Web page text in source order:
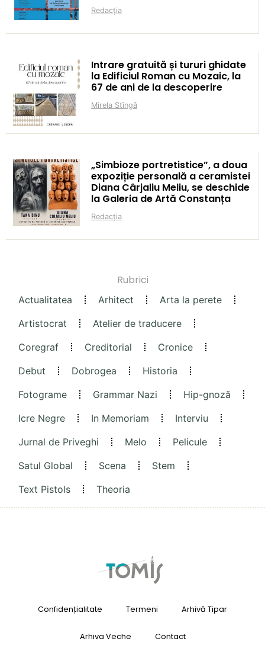
Redacția
Intrare gratuită și tururi ghidate
la Edificiul Roman cu Mozaic, la
67 de ani de la descoperire
Mirela Stîngă
„Simbioze portretistice”, a doua
expoziție personală a ceramistei
Diana Cârjaliu Meliu, se deschide
la Galeria de Artă Constanța
Redacția
Rubrici
Actualitatea Arhitect
Arta la perete
Artistocrat
Atelier de traducere
Coregraf
Creditorial
Cronice
Debut
Dobrogea
Historia
Fotograme
Grammar Nazi
Hip-gnoză
Icre Negre
In Memoriam
Interviu
Jurnal de Priveghi
Melo
Pelicule
Satul Global
Scena
Stem
Text Pistols
Theoria
Confidențialitate Termeni Arhivă Tipar
Arhiva Veche Contact